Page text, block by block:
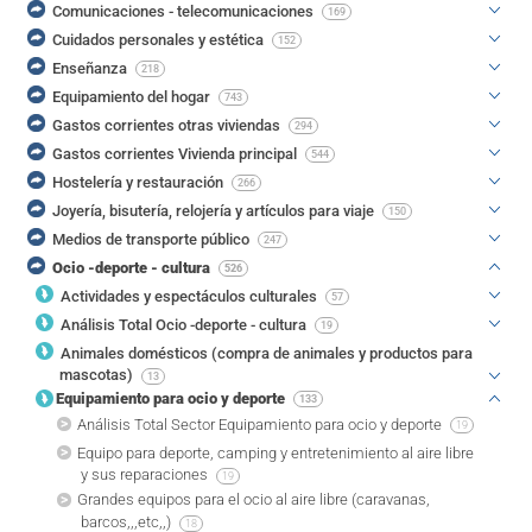
Comunicaciones - telecomunicaciones 169
Cuidados personales y estética 152
Enseñanza 218
Equipamiento del hogar 743
Gastos corrientes otras viviendas 294
Gastos corrientes Vivienda principal 544
Hostelería y restauración 266
Joyería, bisutería, relojería y artículos para viaje 150
Medios de transporte público 247
Ocio -deporte - cultura 526
Actividades y espectáculos culturales 57
Análisis Total Ocio -deporte - cultura 19
Animales domésticos (compra de animales y productos para
mascotas)
13
Equipamiento para ocio y deporte 133
Análisis Total Sector Equipamiento para ocio y deporte 19
Equipo para deporte, camping y entretenimiento al aire libre
y sus reparaciones
19
Grandes equipos para el ocio al aire libre (caravanas,
barcos,,,etc,,)
18